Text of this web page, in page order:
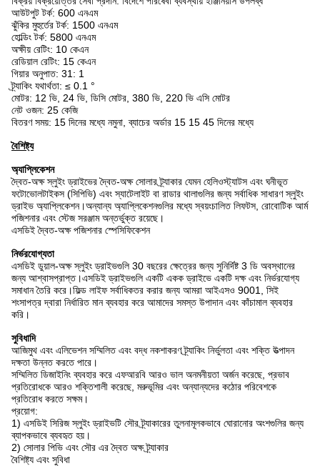
আউটপুট টর্ক: 600 এনএম
ঝুঁকির মুহুর্তের টর্ক: 1500 এনএম
হোল্ডিং টর্ক: 5800 এনএম
অক্ষীয় রেটিং: 10 কেএন
রেডিয়াল রেটিং: 15 কেএন
গিয়ার অনুপাত: 31: 1
ট্র্যাকিং যথার্থতা: ≤ 0.1 °
মোটর: 12 ভি, 24 ভি, ডিসি মোটর, 380 ভি, 220 ভি এসি মোটর
নেট ওজন: 25 কেজি
বিতরণ সময়: 15 দিনের মধ্যে নমুনা, ব্যাচের অর্ডার 15 15 45 দিনের মধ্যে
বৈশিষ্ট্য
অ্যাপ্লিকেশন
দ্বৈত-অক্ষ স্লুইং ড্রাইভের দ্বৈত-অক্ষ সোলার ট্র্যাকার যেমন হেলিওস্ট্যাটস এবং ঘনীভূত
ফটোভোলটাইকস (সিপিভি) এবং স্যাটেলাইট বা রাডার থালাগুলির জন্য সর্বাধিক সাধারণ স্লুইং
ড্রাইভ অ্যাপ্লিকেশন।অন্যান্য অ্যাপ্লিকেশনগুলির মধ্যে স্বয়ংচালিত লিফটস, রোবোটিক আর্ম
পজিশনার এবং স্টেজ সরঞ্জাম অন্তর্ভুক্ত রয়েছে।
এসডিই দ্বৈত-অক্ষ পজিশনার স্পেসিফিকেশন
নির্ভরযোগ্যতা
এসডিই ডুয়াল-অক্ষ স্লুইং ড্রাইভগুলি 30 বছরের ক্ষেত্রের জন্য সুনির্দিষ্ট 3 ডি অবস্থানের
জন্য আশ্বাসপ্রাপ্ত।এসডিই ড্রাইভগুলি একটি একক ড্রাইভে একটি দক্ষ এবং নির্ভরযোগ্য
সমাধান তৈরি করে।ফিল্ড লাইফ সর্বাধিকতর করার জন্য আমরা আইএসও 9001, সিই
শংসাপত্র দ্বারা নির্ধারিত মান ব্যবহার করে আমাদের সমস্ত উপাদান এবং কাঁচামাল ব্যবহার
করি।
সুবিধাদি
আজিমুথ এবং এলিভেশন সম্মিলিত এবং বদ্ধ নকশাকরণ ট্র্যাকিং নির্ভুলতা এবং শক্তি উত্পাদন
দক্ষতা উন্নত করতে পারে।
সম্মিলিত ডিজাইনিং ব্যবহার করে এফআরবি আরও ভাল অনমনীয়তা অর্জন করেছে, প্রভাব
প্রতিরোধকে আরও শক্তিশালী করেছে, মরুভূমির এবং অন্যান্যদের কঠোর পরিবেশকে
প্রতিরোধ করতে সক্ষম।
প্রয়োগ:
1) এসডিই সিরিজ স্লুইং ড্রাইভটি সৌর ট্র্যাকারের তুলনামূলকভাবে ঘোরানোর অংশগুলির জন্য
ব্যাপকভাবে ব্যবহৃত হয়।
2) সোলার পিভি এবং সৌর এর দ্বৈত অক্ষ ট্র্যাকার
বৈশিষ্ট্য এবং সুবিধা